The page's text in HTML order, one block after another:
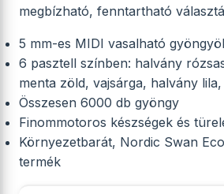
megbízható, fenntartható
5 mm-es MIDI vasalható
6 pasztell színben: halvány
menta zöld, vajsárga, halvány
Összesen 6000 db gyöngy
Finommotoros készségek és
Környezetbarát, Nordic Swan
termék